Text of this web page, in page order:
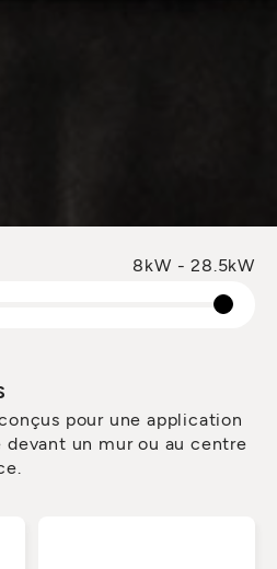
8kW - 28.5kW
pour une application
devant un mur ou au centre